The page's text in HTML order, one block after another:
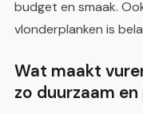
budget en smaak.
vlonderplanken is
Wat maakt
zo duurzaam